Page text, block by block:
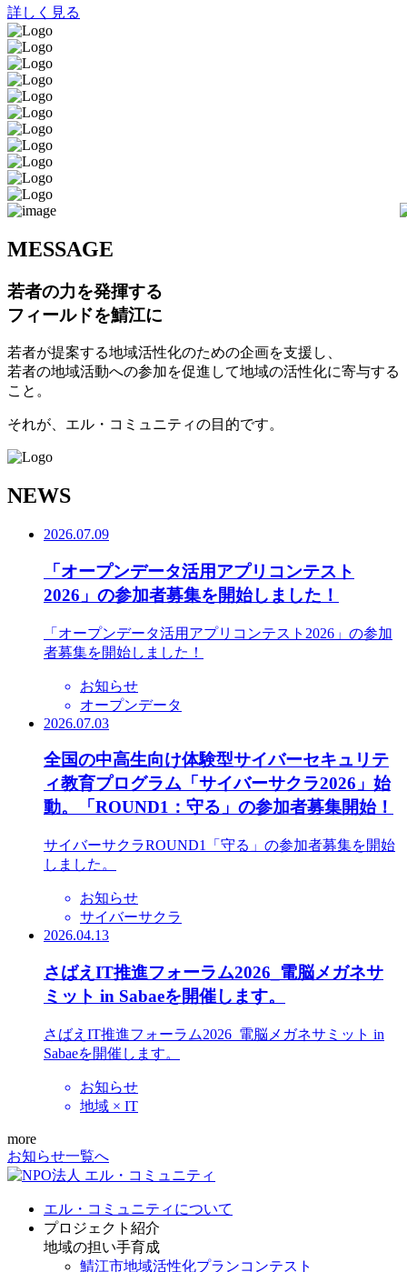
詳しく見る
MESSAGE
若者の力を発揮する
フィールドを鯖江に
若者が提案する地域活性化のための企画を支援し、
若者の地域活動への参加を促進して地域の活性化に寄与する
こと。
それが、エル・コミュニティの目的です。
NEWS
2026.07.09
「オープンデータ活用アプリコンテスト
2026」の参加者募集を開始しました！
「オープンデータ活用アプリコンテスト2026」の参加
者募集を開始しました！
お知らせ
オープンデータ
2026.07.03
全国の中高生向け体験型サイバーセキュリテ
ィ教育プログラム「サイバーサクラ2026」始
動。「ROUND1：守る」の参加者募集開始！
サイバーサクラROUND1「守る」の参加者募集を開始
しました。
お知らせ
サイバーサクラ
2026.04.13
さばえIT推進フォーラム2026_電脳メガネサ
ミット in Sabaeを開催します。
さばえIT推進フォーラム2026_電脳メガネサミット in
Sabaeを開催します。
お知らせ
地域 × IT
more
お知らせ一覧へ
エル・コミュニティについて
プロジェクト紹介
地域の担い手育成
鯖江市地域活性化プランコンテスト